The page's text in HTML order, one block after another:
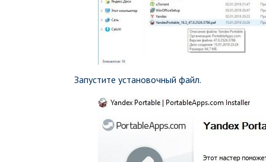
Запустите установочный файл.